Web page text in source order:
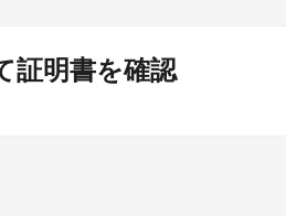
証明書を確認